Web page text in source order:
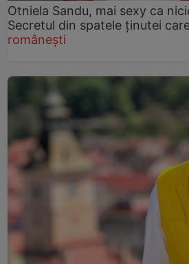
Otniela Sandu, mai sexy ca
Secretul din spatele ținutei
românești